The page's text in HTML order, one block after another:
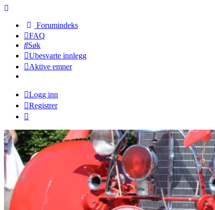
Forumindeks
FAQ
Søk
Ubesvarte innlegg
Aktive emner
Logg inn
Registrer